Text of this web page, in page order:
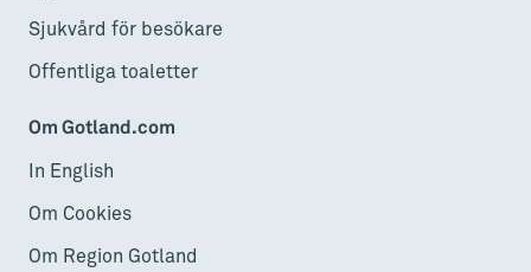
Sjukvård för besökare
Offentliga toaletter
Om Gotland.com
In English
Om Cookies
Om Region Gotland